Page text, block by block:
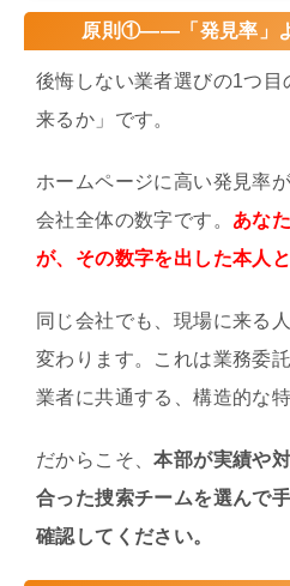
原則①——「発見率」よ
後悔しない業者選びの1つ目
来るか」です。
ホームページに高い発見率
会社全体の数字です。 あな
が、その数字を出した本人
同じ会社でも、現場に来る
変わります。これは業務委
業者に共通する、構造的な特
だからこそ、本部が実績や
合った捜索チームを選んで
確認してください。